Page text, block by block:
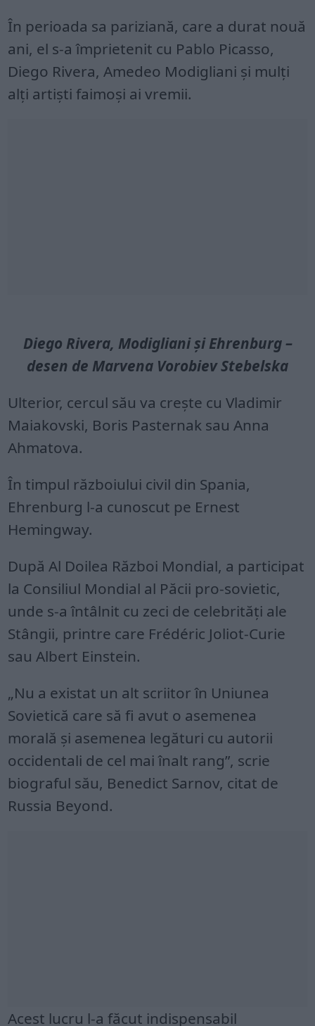
În perioada sa pariziană, care a durat nouă
ani, el s-a împrietenit cu Pablo Picasso,
Diego Rivera, Amedeo Modigliani și mulți
alți artiști faimoși ai vremii.
Diego Rivera, Modigliani și Ehrenburg –
desen de Marvena Vorobiev Stebelska
Ulterior, cercul său va crește cu Vladimir
Maiakovski, Boris Pasternak sau Anna
Ahmatova.
În timpul războiului civil din Spania,
Ehrenburg l-a cunoscut pe Ernest
Hemingway.
După Al Doilea Război Mondial, a participat
la Consiliul Mondial al Păcii pro-sovietic,
unde s-a întâlnit cu zeci de celebrități ale
Stângii, printre care Frédéric Joliot-Curie
sau Albert Einstein.
„Nu a existat un alt scriitor în Uniunea
Sovietică care să fi avut o asemenea
morală și asemenea legături cu autorii
occidentali de cel mai înalt rang”, scrie
biograful său, Benedict Sarnov, citat de
Russia Beyond.
Acest lucru l-a făcut indispensabil